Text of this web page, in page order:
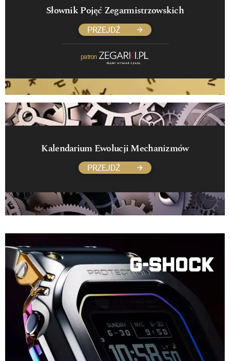
Słownik Pojęć Zegarmistrzowskich
PRZEJDŹ
patron
Kalendarium Ewolucji Mechanizmów
PRZEJDŹ